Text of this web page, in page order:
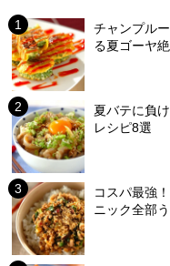
チャンプル
る夏ゴーヤ
夏バテに負
レシピ8選
コスパ最強
ニック全部う